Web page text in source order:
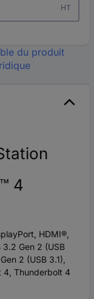
HT
du produit
4
HDMI®,
3.2 Gen 2 (USB
2 (USB 3.1),
4, Thunderbolt 4